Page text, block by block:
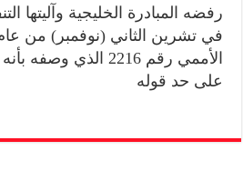
رفضه المبادرة الخليجية وآليتها
الأممي رقم 2216
على حد قوله